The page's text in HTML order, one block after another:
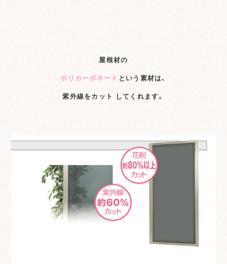
屋根材の
ポリカーボネート という素材は、
紫外線をカット してくれます。